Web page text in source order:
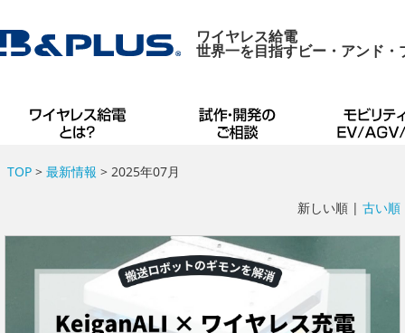
ワイヤレス給電
世界一を目指すビー・アンド・
TOP> 最新情報 > 2025年07月
新しい順 | 古い順